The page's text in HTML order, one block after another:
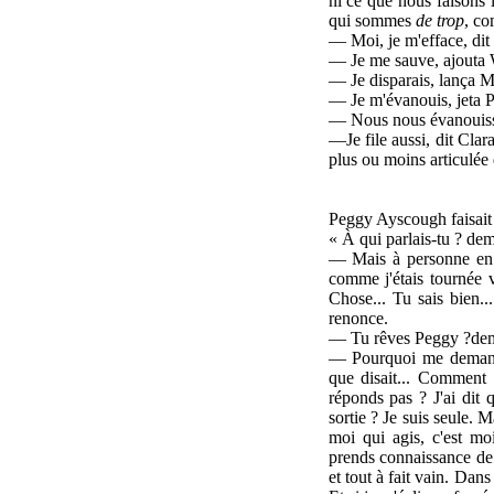
qui sommes de trop,
— Moi, je m'efface, dit
— Je me sauve, ajouta
— Je disparais, lança
— Je m'évanouis, jeta
— Nous nous
—Je file aussi, dit
plus ou moins articulée
Peggy Ayscough
« À qui parlais-tu ?
— Mais à personne en
comme j'étais tournée
Chose... Tu sais
renonce.
— Tu rêves Peggy
— Pourquoi me
que disait...
réponds pas ? J'ai dit
sortie ? Je suis seule.
moi qui agis, c'est
prends connaissance
et tout à fait vain.